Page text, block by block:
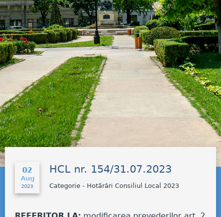
02
Aug
2023
HCL nr. 154/31.07.2023
Categorie - Hotărâri Consiliul Local 2023